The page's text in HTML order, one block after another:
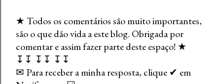
E
n
v
i
★ Todos os comentários são muito importantes,
são o que dão vida a este blog. Obrigada por
comentar e assim fazer parte deste espaço! ★
↧↧ ↧↧ ↧↧
✉ Para receber a minha resposta, clique ✔ em